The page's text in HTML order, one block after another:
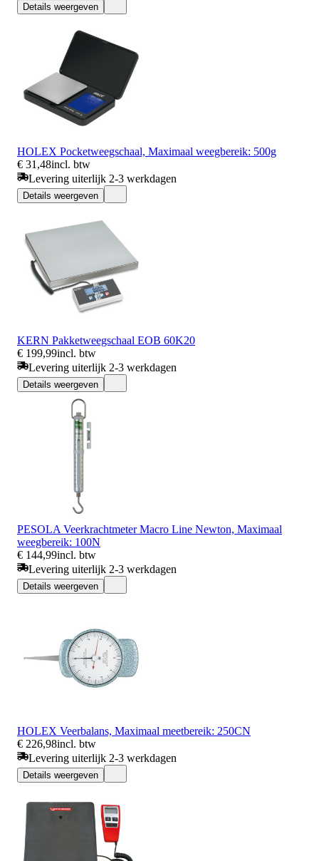
Details weergeven
HOLEX Pocketweegschaal, Maximaal weegbereik: 500g
€ 31,48incl. btw
Levering uiterlijk 2-3 werkdagen
Details weergeven
KERN Pakketweegschaal EOB 60K20
€ 199,99incl. btw
Levering uiterlijk 2-3 werkdagen
Details weergeven
PESOLA Veerkrachtmeter Macro Line Newton, Maximaal
weegbereik: 100N
€ 144,99incl. btw
Levering uiterlijk 2-3 werkdagen
Details weergeven
HOLEX Veerbalans, Maximaal meetbereik: 250CN
€ 226,98incl. btw
Levering uiterlijk 2-3 werkdagen
Details weergeven